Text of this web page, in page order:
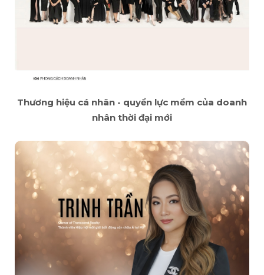
Thương hiệu cá nhân - quyền lực mềm của doanh
nhân thời đại mới